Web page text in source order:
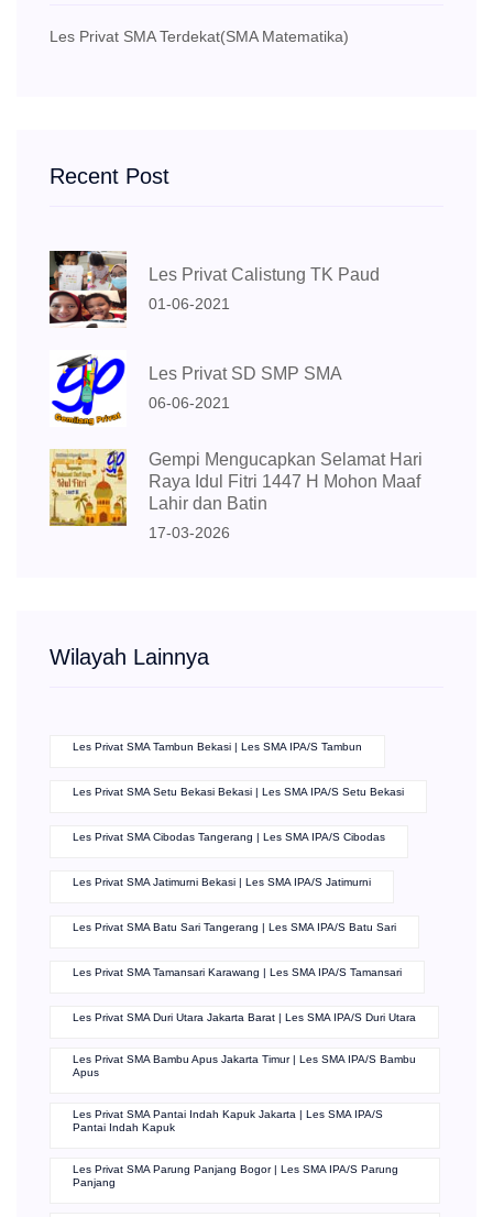
Les Privat SMA Terdekat(SMA Matematika)
Recent Post
Les Privat Calistung TK Paud
01-06-2021
Les Privat SD SMP SMA
06-06-2021
Gempi Mengucapkan Selamat Hari
Raya Idul Fitri 1447 H Mohon Maaf
Lahir dan Batin
17-03-2026
Wilayah Lainnya
Les Privat SMA Tambun Bekasi | Les SMA IPA/S Tambun
Les Privat SMA Setu Bekasi Bekasi | Les SMA IPA/S Setu Bekasi
Les Privat SMA Cibodas Tangerang | Les SMA IPA/S Cibodas
Les Privat SMA Jatimurni Bekasi | Les SMA IPA/S Jatimurni
Les Privat SMA Batu Sari Tangerang | Les SMA IPA/S Batu Sari
Les Privat SMA Tamansari Karawang | Les SMA IPA/S Tamansari
Les Privat SMA Duri Utara Jakarta Barat | Les SMA IPA/S Duri Utara
Les Privat SMA Bambu Apus Jakarta Timur | Les SMA IPA/S Bambu
Apus
Les Privat SMA Pantai Indah Kapuk Jakarta | Les SMA IPA/S
Pantai Indah Kapuk
Les Privat SMA Parung Panjang Bogor | Les SMA IPA/S Parung
Panjang